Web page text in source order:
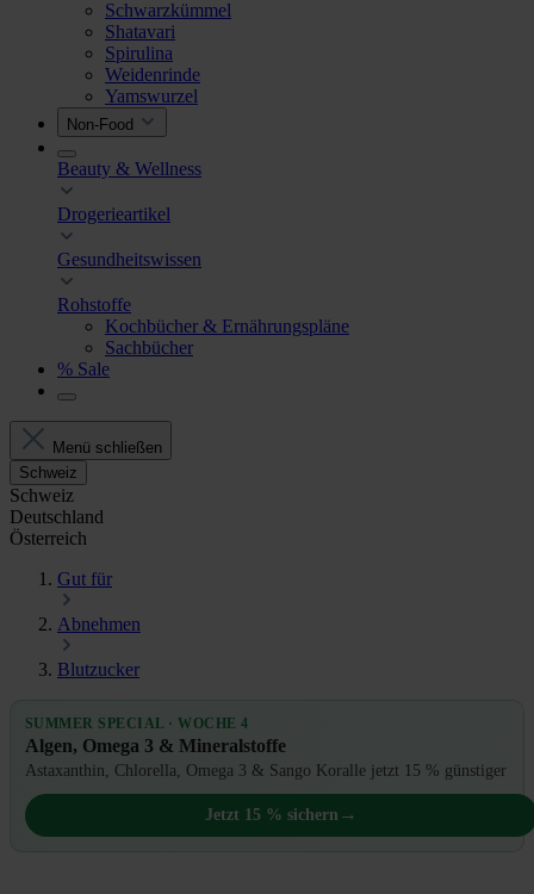
Schwarzkümmel
Shatavari
Spirulina
Weidenrinde
Yamswurzel
Non-Food
Beauty & Wellness
Drogerieartikel
Gesundheitswissen
Rohstoffe
Kochbücher & Ernährungspläne
Sachbücher
% Sale
Menü schließen
Schweiz
Schweiz
Deutschland
Österreich
Gut für
Abnehmen
Blutzucker
SUMMER SPECIAL · WOCHE 4
Algen, Omega 3 & Mineralstoffe
Astaxanthin, Chlorella, Omega 3 & Sango Koralle jetzt 15 % günstiger
Jetzt 15 % sichern →